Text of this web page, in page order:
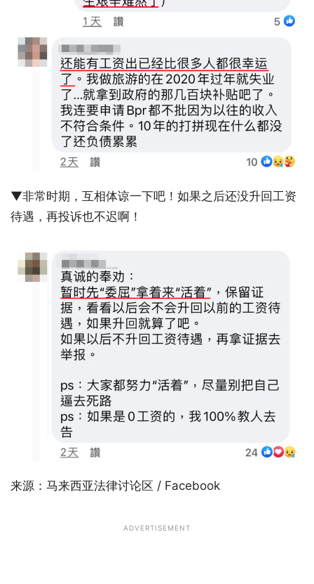
▼非常时期，互相体谅一下吧！如果之后还没升回工资
待遇，再投诉也不迟啊！
来源：马来西亚法律讨论区 / Facebook
ADVERTISEMENT